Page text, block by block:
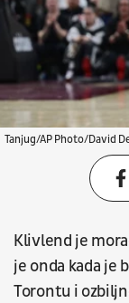
Tanjug/AP Photo/David
Klivlend je
je onda kada je
Torontu i